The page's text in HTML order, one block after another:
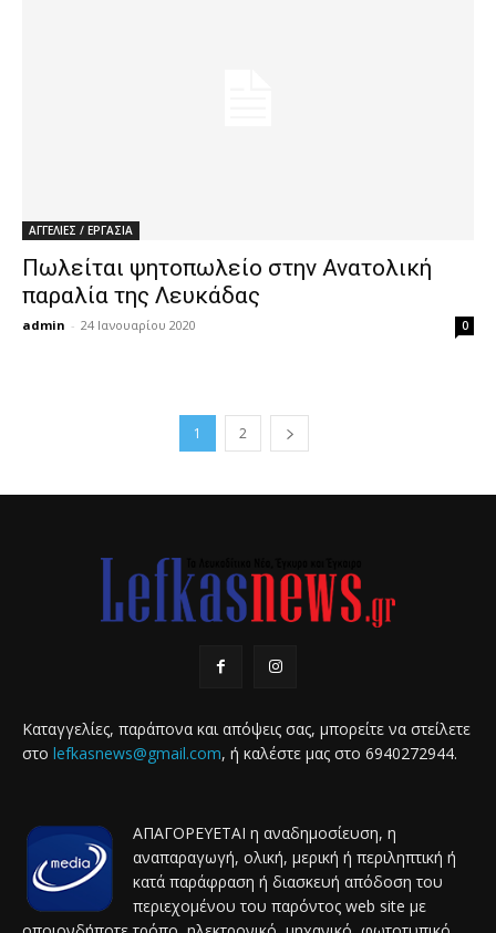
ΑΓΓΕΛΙΕΣ / ΕΡΓΑΣΙΑ
Πωλείται ψητοπωλείο στην Ανατολική
παραλία της Λευκάδας
admin - 24 Ιανουαρίου 2020 0
1 2
Καταγγελίες, παράπονα και απόψεις σας, μπορείτε να στείλετε
στο lefkasnews@gmail.com, ή καλέστε μας στο 6940272944.
ΑΠΑΓΟΡΕΥΕΤΑΙ η αναδημοσίευση, η
αναπαραγωγή, ολική, μερική ή περιληπτική ή
κατά παράφραση ή διασκευή απόδοση του
περιεχομένου του παρόντος web site με